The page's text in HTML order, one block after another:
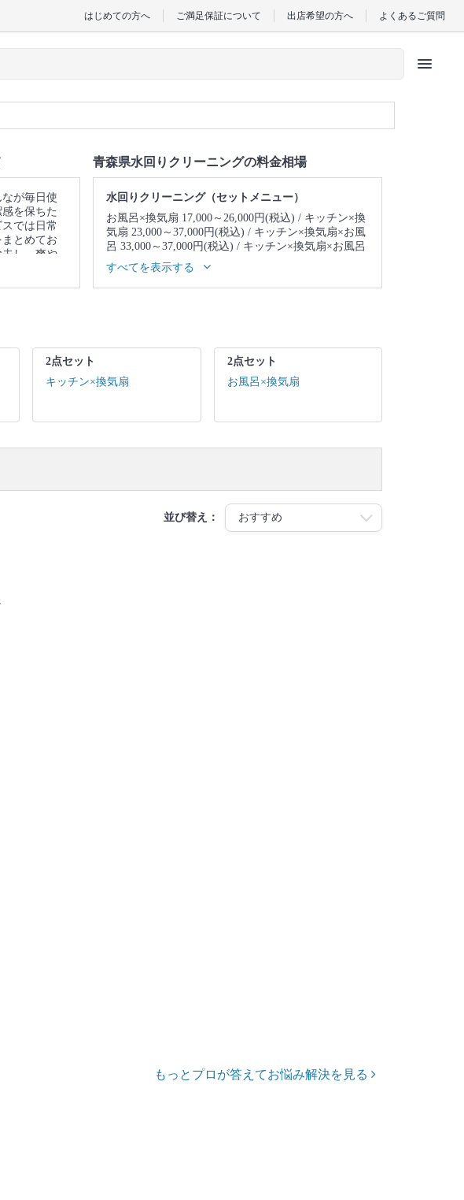
はじめての方へ ご満足保証について 出店希望の方へ よくあるご質問
menu
が毎日使
を保ちた
では日常
とめてお
し、爽や
の作業範
セット：
作業範囲」
青森県水回りクリーニングの料金相場
水回りクリーニング（セットメニュー）
お風呂×換気扇 17,000～26,000円(税込)
キッチン×換
気扇 23,000～37,000円(税込)
キッチン×換気扇×お風
呂 33,000～37,000円(税込)
キッチン×換気扇×お風呂
×トイレ 39,000～43,000円(税込)
お風呂×トイレ×洗面所 43,000～47,000円(税込)
すべてを表示する
2点セット
キッチン×換気扇
2点セット
お風呂×換気扇
並び替え：
もっとプロが答えてお悩み解決を見る